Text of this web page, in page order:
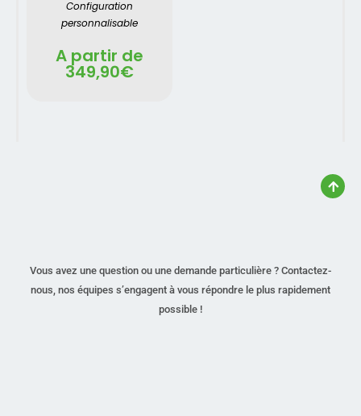
Configuration
personnalisable
A partir de
349,90€
Vous avez une question ou une demande particulière ? Contactez-
nous, nos équipes s’engagent à vous répondre le plus rapidement
possible !